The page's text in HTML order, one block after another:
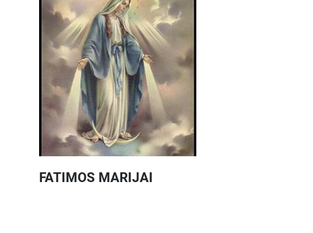
FATIMOS MARIJAI